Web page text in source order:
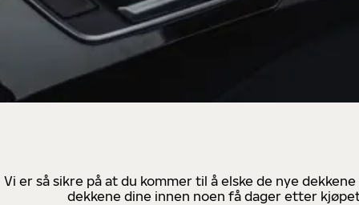
Vi er så sikre på at du kommer til å elske de nye
dekkene dine innen noen få dager etter